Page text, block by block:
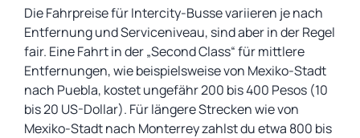
Die Fahrpreise für Intercity-Busse variieren je nach
Entfernung und Serviceniveau, sind aber in der Regel
fair. Eine Fahrt in der „Second Class“ für mittlere
Entfernungen, wie beispielsweise von Mexiko-Stadt
nach Puebla, kostet ungefähr 200 bis 400 Pesos (10
bis 20 US-Dollar). Für längere Strecken wie von
Mexiko-Stadt nach Monterrey zahlst du etwa 800 bis